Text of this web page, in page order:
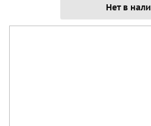
Нет в